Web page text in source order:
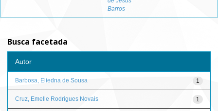
Barros
Busca facetada
Autor
1
Barbosa, Eliedna de Sousa
1
Cruz, Emelle Rodrigues Novais